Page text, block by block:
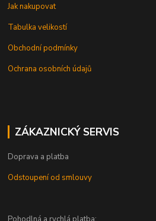
Jak nakupovat
Tabulka velikostí
Obchodní podmínky
Ochrana osobních údajů
ZÁKAZNICKÝ SERVIS
Doprava a platba
Odstoupení od smlouvy